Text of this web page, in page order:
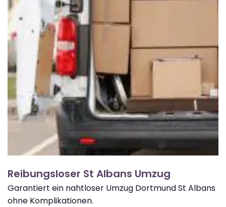
Reibungsloser St Albans Umzug
Garantiert ein nahtloser Umzug Dortmund St Albans
ohne Komplikationen.